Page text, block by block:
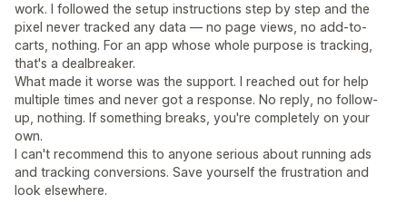
work. I followed the setup instructions step by step and the
pixel never tracked any data — no page views, no add-to-
carts, nothing. For an app whose whole purpose is tracking,
that's a dealbreaker.
What made it worse was the support. I reached out for help
multiple times and never got a response. No reply, no follow-
up, nothing. If something breaks, you're completely on your
own.
I can't recommend this to anyone serious about running ads
and tracking conversions. Save yourself the frustration and
look elsewhere.